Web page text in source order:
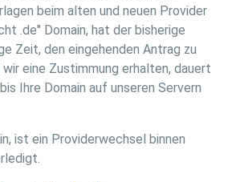
beim alten und neuen Provider
.de" Domain, hat der bisherige
Zeit, den eingehenden Antrag zu
eine Zustimmung erhalten, dauert
Ihre Domain auf unseren Servern
ist ein Providerwechsel binnen